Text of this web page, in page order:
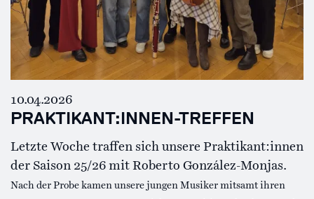
10.04.2026
PRAKTIKANT:INNEN-TREFFEN
Letzte Woche traffen sich unsere Praktikant:innen
der Saison 25/26 mit Roberto González-Monjas.
Nach der Probe kamen unsere jungen Musiker mitsamt ihren